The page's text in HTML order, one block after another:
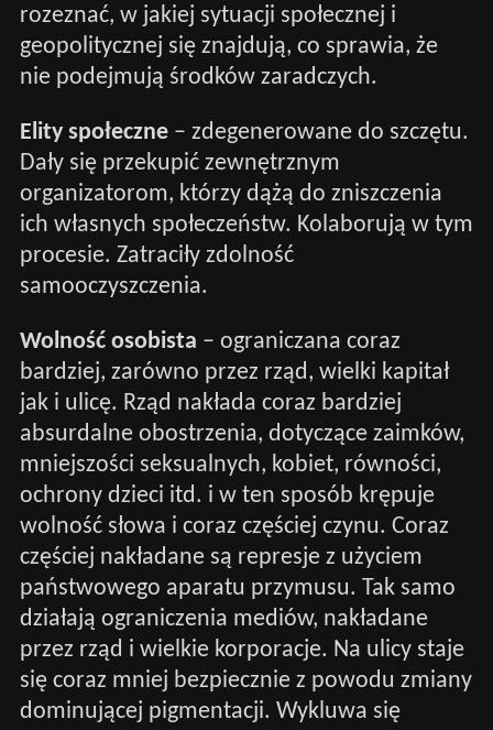
rozeznać, w jakiej sytuacji społecznej i
geopolitycznej się znajdują, co sprawia, że
nie podejmują środków zaradczych.
Elity społeczne– zdegenerowane do szczętu.
Dały się przekupić zewnętrznym
organizatorom, którzy dążą do zniszczenia
ich własnych społeczeństw. Kolaborują w tym
procesie. Zatraciły zdolność
samooczyszczenia.
Wolność osobista – ograniczana coraz
bardziej, zarówno przez rząd, wielki kapitał
jak i ulicę. Rząd nakłada coraz bardziej
absurdalne obostrzenia, dotyczące zaimków,
mniejszości seksualnych, kobiet, równości,
ochrony dzieci itd. i w ten sposób krępuje
wolność słowa i coraz częściej czynu. Coraz
częściej nakładane są represje z użyciem
państwowego aparatu przymusu. Tak samo
działają ograniczenia mediów, nakładane
przez rząd i wielkie korporacje. Na ulicy staje
się coraz mniej bezpiecznie z powodu zmiany
dominującej pigmentacji. Wykluwa się